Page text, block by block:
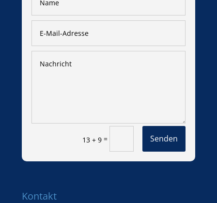
13 + 9 = Senden
Kontakt